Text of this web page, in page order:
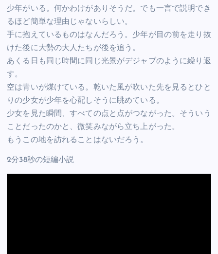
少年がいる。何かわけがありそうだ。でも一言で説明でき
るほど簡単な理由じゃないらしい。
手に抱えているものはなんだろう。少年が目の前を走り抜
けた後に大勢の大人たちが後を追う。
あくる日も同じ時間に同じ光景がデジャブのように繰り返
す。
空は青いが煤けている。乾いた風が吹いた先を見るとひと
りの少女が少年を心配しそうに眺めている。
少女を見た瞬間、すべての点と点がつながった。そういう
ことだったのかと、微笑みながら立ち上がった。
もうこの地を訪れることはないだろう。
2分38秒の短編小説